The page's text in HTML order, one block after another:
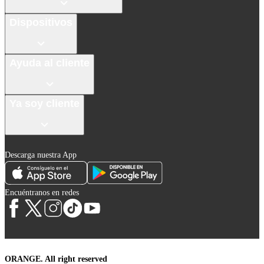
Descarga nuestra App
Encuéntranos en redes
ORANGE. All right reserved